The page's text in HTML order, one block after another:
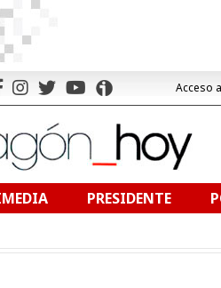
Acceso
PRESIDENTE